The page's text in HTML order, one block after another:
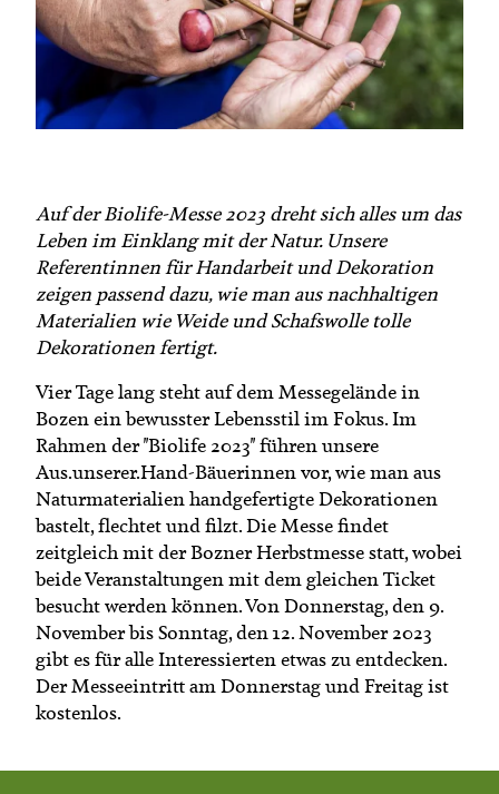
Mitgliedschaft
Landessekretariat
Bäuerliche Buffets
Hofgeschichten
Auf der Biolife-Messe 2023 dreht sich alles um das
Leben im Einklang mit der Natur. Unsere
Referentinnen für Handarbeit und Dekoration
zeigen passend dazu, wie man aus nachhaltigen
Materialien wie Weide und Schafswolle tolle
Dekorationen fertigt.
Vier Tage lang steht auf dem Messegelände in
Bozen ein bewusster Lebensstil im Fokus. Im
Rahmen der "Biolife 2023" führen unsere
Aus.unserer.Hand-Bäuerinnen vor, wie man aus
Naturmaterialien handgefertigte Dekorationen
bastelt, flechtet und filzt. Die Messe findet
zeitgleich mit der Bozner Herbstmesse statt, wobei
beide Veranstaltungen mit dem gleichen Ticket
besucht werden können. Von Donnerstag, den 9.
November bis Sonntag, den 12. November 2023
gibt es für alle Interessierten etwas zu entdecken.
Der Messeeintritt am Donnerstag und Freitag ist
kostenlos.